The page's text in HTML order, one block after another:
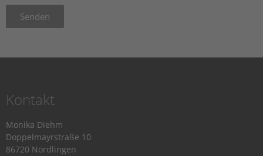
Senden
Kontakt
Monika Diehm
Doppelmayrstraße 10
86720 Nördlingen